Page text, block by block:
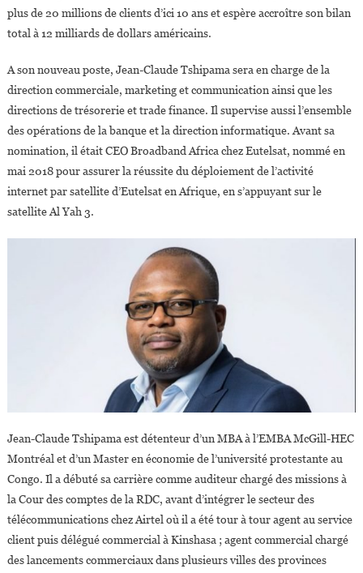
plus de 20 millions de clients d’ici 10 ans et espère accroître son bilan
total à 12 milliards de dollars américains.
A son nouveau poste, Jean-Claude Tshipama sera en charge de la
direction commerciale, marketing et communication ainsi que les
directions de trésorerie et trade finance. Il supervise aussi l’ensemble
des opérations de la banque et la direction informatique. Avant sa
nomination, il était CEO Broadband Africa chez Eutelsat, nommé en
mai 2018 pour assurer la réussite du déploiement de l’activité
internet par satellite d’Eutelsat en Afrique, en s’appuyant sur le
satellite Al Yah 3.
Jean-Claude Tshipama est détenteur d’un MBA à l’EMBA McGill-HEC
Montréal et d’un Master en économie de l’université protestante au
Congo. Il a débuté sa carrière comme auditeur chargé des missions à
la Cour des comptes de la RDC, avant d’intégrer le secteur des
télécommunications chez Airtel où il a été tour à tour agent au service
client puis délégué commercial à Kinshasa ; agent commercial chargé
des lancements commerciaux dans plusieurs villes des provinces